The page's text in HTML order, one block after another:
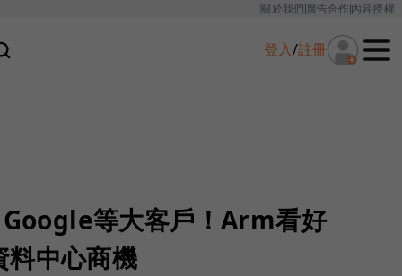
關於我們廣告合作內容授權
登入/註冊
Google等大客戶！Arm看好
料中心商機